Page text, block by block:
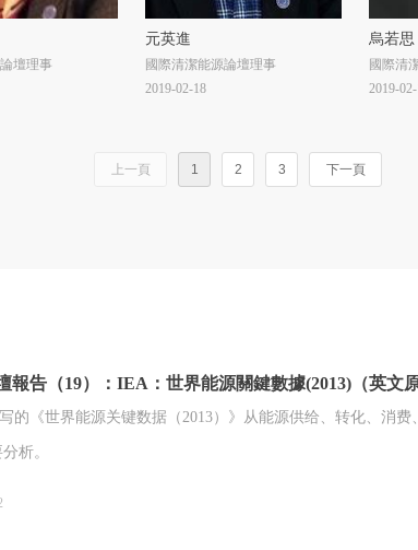
報告（19）：IEA：世界能源關鍵數據(2013)（英文
的《世界能源关键数据（2013）》从能源供给、转化、消
析。
壇理事
元英進
國際清潔能源論壇理事
2019-02-18
烏若思
國際清
2019-
上一頁 1 2 3 下一頁